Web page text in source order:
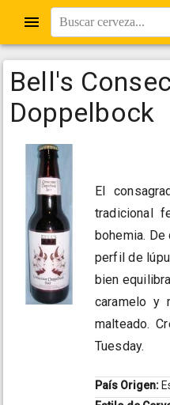
Buscar cerveza...
Bell's
Doppelbock
El
tradicional
bohemia.
perfil de
bien
caramelo y
malteado.
Tuesday.
País Origen: